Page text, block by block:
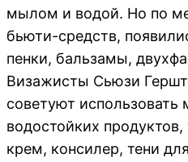
мылом и водой. Но по
бьюти-средств,
пенки, бальзамы,
Визажисты Сьюзи
советуют использовать
водостойких
крем, консилер, тени